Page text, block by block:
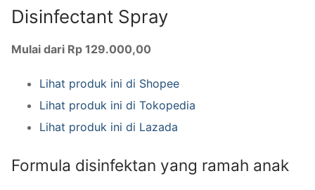
Disinfectant Spray
Mulai dari Rp 129.000,00
Lihat produk ini di Shopee
Lihat produk ini di Tokopedia
Lihat produk ini di Lazada
Formula disinfektan yang ramah anak